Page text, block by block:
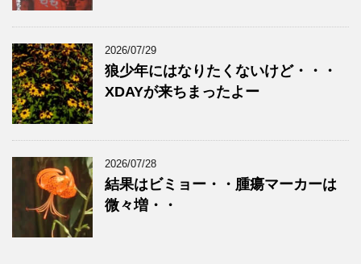
2026/07/29
狼少年にはなりたくないけど・・・
XDAYが来ちまったよー
2026/07/28
結果はビミョー・・腫瘍マーカーは
微々増・・